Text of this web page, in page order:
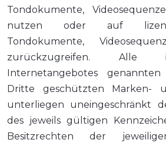
Tondokumente,
nutzen oder auf
Tondokumente,
zurückzugreifen. Alle
Internetangebotes
Dritte geschützten Marken-
unterliegen uneingeschränkt
des jeweils gültigen
Besitzrechten der